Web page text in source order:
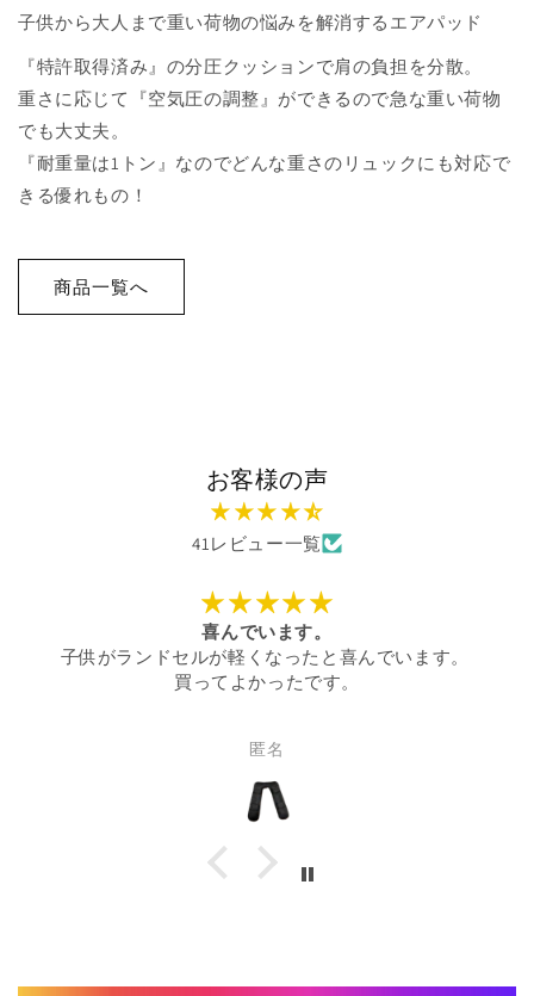
子供から大人まで重い荷物の悩みを解消するエアパッド
『特許取得済み』の分圧クッションで肩の負担を分散。
重さに応じて『空気圧の調整』ができるので急な重い荷物
でも大丈夫。
『耐重量は1トン』なのでどんな重さのリュックにも対応で
きる優れもの！
商品一覧へ
お客様の声
41レビュー一覧
喜んでいます。
子供がランドセルが軽くなったと喜んでいます。
買ってよかったです。
匿名